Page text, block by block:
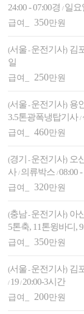
24:00 - 07:00경/ 일요
급여_ 350만원
(서울-운전기사) 김
일
급여_250만원
(서울-운전기사) 용
3.5톤광폭냉탑기사/
급여_460만원
(경기 -운전기사) 오
사/ 의류박스/08:00 -
급여_ 320만원
(충남-운전기사) 아
5톤축, 11톤윙바디,
급여_ 350만원
(서울-운전기사) 김
/ 19 / 20:00-3시간
급여_200만원